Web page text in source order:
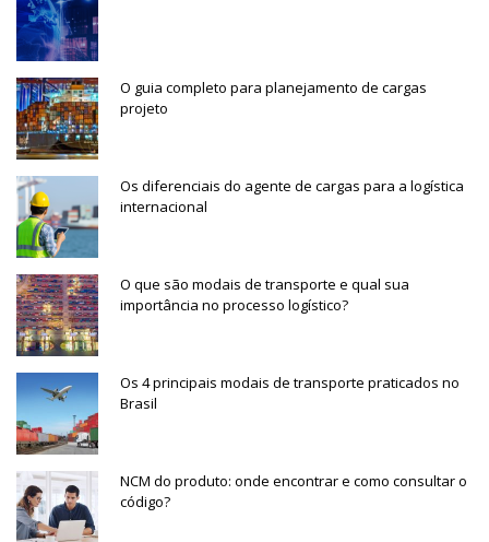
O guia completo para planejamento de cargas
projeto
Os diferenciais do agente de cargas para a logística
internacional
O que são modais de transporte e qual sua
importância no processo logístico?
Os 4 principais modais de transporte praticados no
Brasil
NCM do produto: onde encontrar e como consultar o
código?